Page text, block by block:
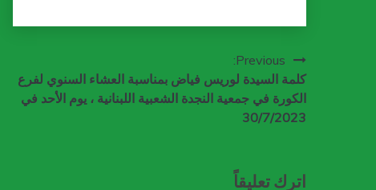
تصفّح
المقالات
Previous:
كلمة السيدة لوريس فياض بمناسبة العشاء السنوي لفرع
الكورة في جمعية النجدة الشعبية اللبنانية ، يوم الأحد في
30/7/2023
اترك تعليقاً